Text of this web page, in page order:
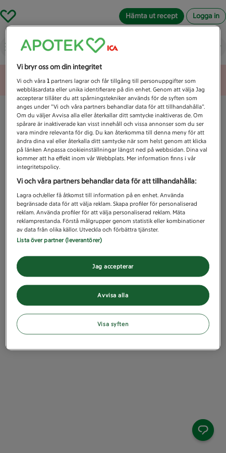
Hämta ut recept Logga in
Vad letar du efter idag?
Unknown error
Vi bryr oss om din integritet
Vi och våra1 partners lagrar och får tillgång till personuppgifter som
webbläsardata eller unika identifierare på din enhet. Genom att välja Jag
accepterar tillåter du att spårningstekniker används för de syften som
anges under ”Vi och våra partners behandlar data för att tillhandahålla”.
Om du väljer Avvisa alla eller återkallar ditt samtycke inaktiveras de. Om
spårare är inaktiverade kan visst innehåll och vissa annonser som du ser
vara mindre relevanta för dig. Du kan återkomma till denna meny för att
ändra dina val eller återkalla ditt samtycke när som helst genom att klicka
på länken Anpassa cookieinställningar längst ned på webbsidan. Dina val
kommer att ha effekt inom vår Webbplats. Mer information finns i vår
integritetspolicy.
Vi och våra partners behandlar data för att tillhandahålla:
Lagra och/eller få åtkomst till information på en enhet. Använda
begränsade data för att välja reklam. Skapa profiler för personaliserad
reklam. Använda profiler för att välja personaliserad reklam. Mäta
reklamprestanda. Förstå målgrupper genom statistik eller kombinationer
av data från olika källor. Utveckla och förbättra tjänster.
Lista över partner (leverantörer)
Avvisa alla
Jag accepterar
Visa syften